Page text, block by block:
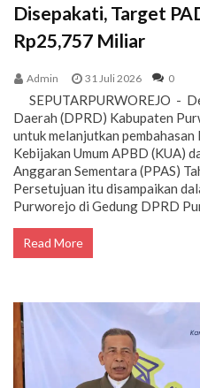
Disepakati, Target
Rp25,757 Miliar
Admin 31 Juli 2026 0
SEPUTARPURWOREJO -
Daerah (DPRD) Kabupaten
untuk melanjutkan pembahasan
Kebijakan Umum APBD (KUA)
Anggaran Sementara (PPAS)
Persetujuan itu disampaikan
Purworejo di Gedung DPRD
Read More